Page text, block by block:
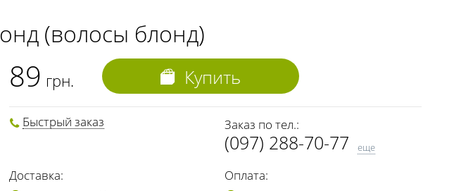
(волосы блонд)
89 грн. Купить
Быстрый заказ Заказ по тел.:
(097) 288-70-77
(0472) 50-06-15
еще
Доставка: Оплата: